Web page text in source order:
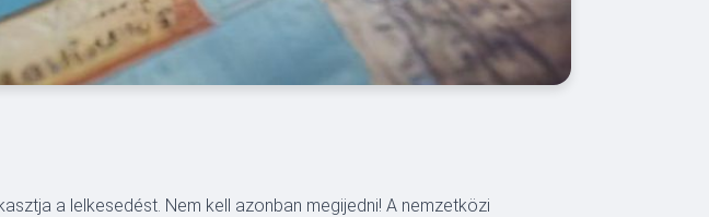
a lelkesedést. Nem kell azonban megijedni! A nemzetközi